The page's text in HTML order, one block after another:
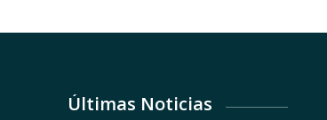
Últimas Noticias